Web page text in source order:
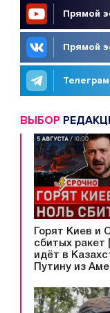
Прямой
Прямой
ВЫБОР
Горят Киев и
сбитых ракет
идёт в
Путину из